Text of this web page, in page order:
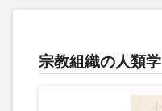
宗教組織の人類学